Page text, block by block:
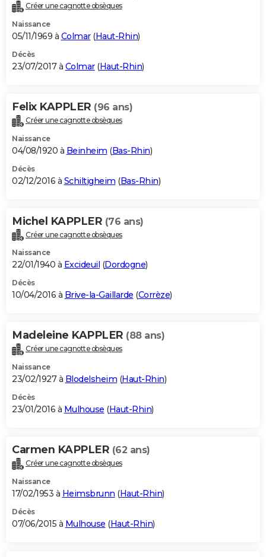
Créer une cagnotte obsèques
Naissance
05/11/1969 à Colmar(Haut-Rhin)
Décès
23/07/2017 à Colmar(Haut-Rhin)
Felix KAPPLER (96 ans)
Créer une cagnotte obsèques
Naissance
04/08/1920 à Beinheim (Bas-Rhin)
Décès
02/12/2016 à Schiltigheim (Bas-Rhin)
Michel KAPPLER (76 ans)
Créer une cagnotte obsèques
Naissance
22/01/1940 à Excideuil (Dordogne)
Décès
10/04/2016 à Brive-la-Gaillarde (Corrèze)
Madeleine KAPPLER (88 ans)
Créer une cagnotte obsèques
Naissance
23/02/1927 à Blodelsheim (Haut-Rhin)
Décès
23/01/2016 à Mulhouse (Haut-Rhin)
Carmen KAPPLER (62 ans)
Créer une cagnotte obsèques
Naissance
17/02/1953 à Heimsbrunn (Haut-Rhin)
Décès
07/06/2015 à Mulhouse (Haut-Rhin)